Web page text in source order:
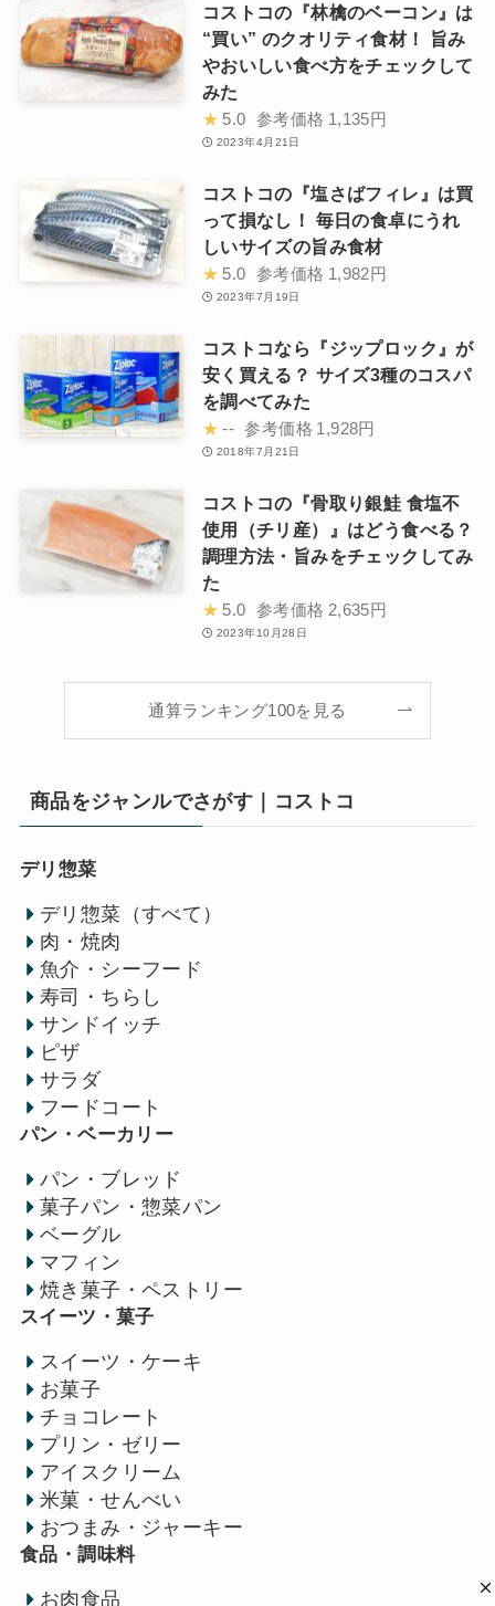
コストコの『林檎のベーコン』は
“買い” のクオリティ食材！ 旨み
やおいしい食べ方をチェックして
みた
★ 5.0 参考価格 1,135円
2023年4月21日
コストコの『塩さばフィレ』は買
って損なし！ 毎日の食卓にうれ
しいサイズの旨み食材
★ 5.0 参考価格 1,982円
2023年7月19日
コストコなら『ジップロック』が
安く買える？ サイズ3種のコスパ
を調べてみた
★ -- 参考価格 1,928円
2018年7月21日
コストコの『骨取り銀鮭 食塩不
使用（チリ産）』はどう食べる？
調理方法・旨みをチェックしてみ
た
★ 5.0 参考価格 2,635円
2023年10月28日
通算ランキング100を見る
商品をジャンルでさがす｜コストコ
デリ惣菜
デリ惣菜（すべて）
肉・焼肉
魚介・シーフード
寿司・ちらし
サンドイッチ
ピザ
サラダ
フードコート
パン・ベーカリー
パン・ブレッド
菓子パン・惣菜パン
ベーグル
マフィン
焼き菓子・ペストリー
スイーツ・菓子
スイーツ・ケーキ
お菓子
チョコレート
プリン・ゼリー
アイスクリーム
米菓・せんべい
おつまみ・ジャーキー
食品・調味料
お肉食品